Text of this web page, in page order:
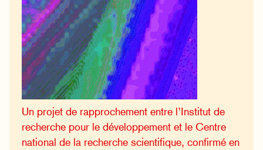
Un projet de rapprochement entre l’Institut de
recherche pour le développement et le Centre
national de la recherche scientifique, confirmé en